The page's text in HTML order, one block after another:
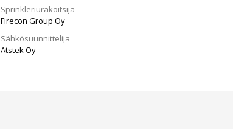
Sprinkleriurakoitsija
Firecon Group Oy
Sähkösuunnittelija
Atstek Oy